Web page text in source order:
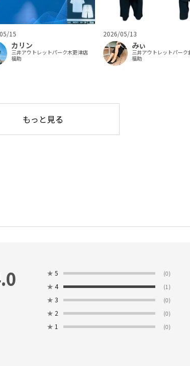
15
カリン
三井アウトレットパーク木更津店
福助
2026/05/13
みぃ
三井アウトレットパーク
福助
もっと見る
★ 5 (0)
★ 4 (1)
★ 3 (0)
★ 2 (0)
★ 1 (0)